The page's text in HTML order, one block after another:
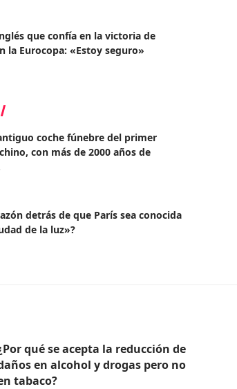
que confía en la victoria de
la Eurocopa: «Estoy seguro»
coche fúnebre del primer
con más de 2000 años de
detrás de que París sea conocida
de la luz»?
qué se acepta la reducción de
en alcohol y drogas pero no
tabaco?